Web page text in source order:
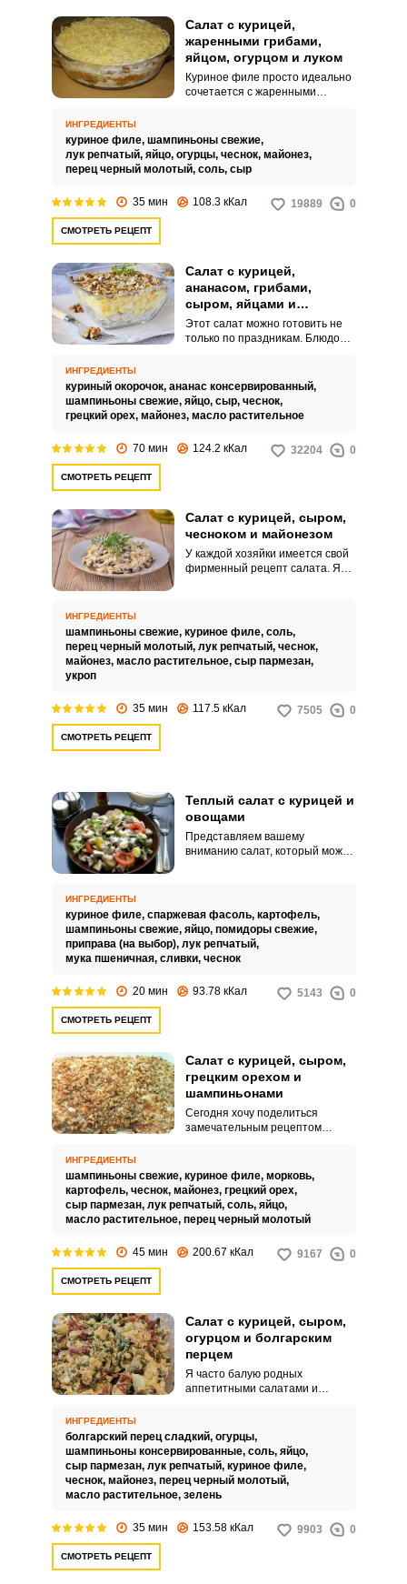
Салат с курицей,
жаренными грибами,
яйцом, огурцом и луком
Куриное филе просто идеально
сочетается с жаренными
отваривать и очень просто
готовить.
ИНГРЕДИЕНТЫ
куриное филе, шампиньоны свежие,
лук репчатый, яйцо, огурцы, чеснок, майонез,
перец черный молотый, соль, сыр
35 мин 108.3 кКал 19889 0
СМОТРЕТЬ РЕЦЕПТ
Салат с курицей,
ананасом, грибами,
сыром, яйцами и
грецкими орехами
слоями
Этот салат можно готовить не
только по праздникам. Блюдо
ИНГРЕДИЕНТЫ
куриный окорочок, ананас консервированный,
шампиньоны свежие, яйцо, сыр, чеснок,
грецкий орех, майонез, масло растительное
70 мин 124.2 кКал 32204 0
СМОТРЕТЬ РЕЦЕПТ
Салат с курицей, сыром,
чесноком и майонезом
У каждой хозяйки имеется свой
фирменный рецепт салата. Я
приготовлении салат с курицей,
сыром, чесноком и майонезом.
ИНГРЕДИЕНТЫ
шампиньоны свежие, куриное филе, соль,
перец черный молотый, лук репчатый, чеснок,
майонез, масло растительное, сыр пармезан,
укроп
35 мин 117.5 кКал 7505 0
СМОТРЕТЬ РЕЦЕПТ
Теплый салат с курицей и
овощами
Представляем вашему
вниманию салат, который можно
ингредиенты салата
подверглись тепловой
обработке, блюдо отличается
полезными свойствами.
ИНГРЕДИЕНТЫ
куриное филе, спаржевая фасоль, картофель,
шампиньоны свежие, яйцо, помидоры свежие,
приправа (на выбор), лук репчатый,
мука пшеничная, сливки, чеснок
20 мин 93.78 кКал 5143 0
СМОТРЕТЬ РЕЦЕПТ
Салат с курицей, сыром,
грецким орехом и
шампиньонами
Сегодня хочу поделиться
замечательным рецептом
и шампиньонами. Салат
получается ароматным и
невероятно аппетитным.
ИНГРЕДИЕНТЫ
шампиньоны свежие, куриное филе, морковь,
картофель, чеснок, майонез, грецкий орех,
сыр пармезан, лук репчатый, соль, яйцо,
масло растительное, перец черный молотый
45 мин 200.67 кКал 9167 0
СМОТРЕТЬ РЕЦЕПТ
Салат с курицей, сыром,
огурцом и болгарским
перцем
Я часто балую родных
аппетитными салатами и
поделиться с вами рецептом
салата с курицей, сыром,
огурцом и болгарским перцем.
ИНГРЕДИЕНТЫ
болгарский перец сладкий, огурцы,
шампиньоны консервированные, соль, яйцо,
сыр пармезан, лук репчатый, куриное филе,
чеснок, майонез, перец черный молотый,
масло растительное, зелень
35 мин 153.58 кКал 9903 0
СМОТРЕТЬ РЕЦЕПТ